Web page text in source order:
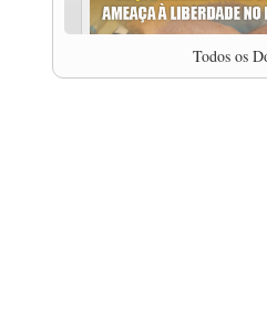
professor da Unisinos e Doutor em
Comunicação da USP, Rafael
coordena uma pesquisa internacional
pressionar as plataformas digitais por
Todos os